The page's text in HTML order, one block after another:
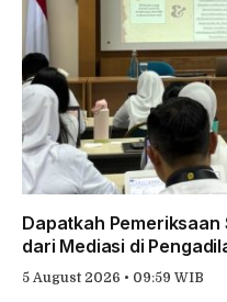
Dapatkah Pemeriksaan
dari Mediasi di
5 August 2026 • 09:59 WIB